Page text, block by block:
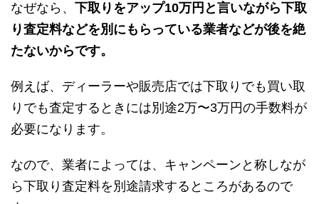
なぜなら、 下取りをアップ10万円と言いながら下取
り査定料などを別にもらっている業者などが後を絶
たないからです。
例えば、ディーラーや販売店では下取りでも買い取
りでも査定するときには別途2万〜3万円の手数料が
必要になります。
なので、業者によっては、キャンペーンと称しなが
ら下取り査定料を別途請求するところがあるので